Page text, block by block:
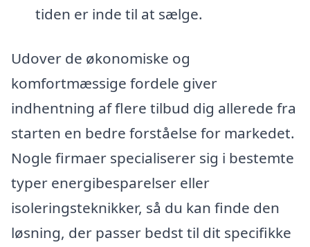
tiden er inde til at sælge.
Udover de økonomiske og
komfortmæssige fordele giver
indhentning af flere tilbud dig allerede fra
starten en bedre forståelse for markedet.
Nogle firmaer specialiserer sig i bestemte
typer energibesparelser eller
isoleringsteknikker, så du kan finde den
løsning, der passer bedst til dit specifikke